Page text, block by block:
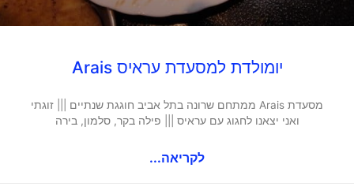
יומולדת למסעדת עראיס Arais
מסעדת Arais ממתחם שרונה בתל אביב חוגגת שנתיים ||| זוגתי
ואני יצאנו לחגוג עם עראיס ||| פילה בקר, סלמון, בירה
לקריאה...